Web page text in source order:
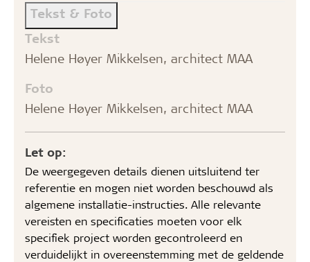
Tekst & Foto
Tekst
Helene Høyer Mikkelsen, architect MAA
Foto
Helene Høyer Mikkelsen, architect MAA
Let op:
De weergegeven details dienen uitsluitend ter
referentie en mogen niet worden beschouwd als
algemene installatie-instructies. Alle relevante
vereisten en specificaties moeten voor elk
specifiek project worden gecontroleerd en
verduidelijkt in overeenstemming met de geldende